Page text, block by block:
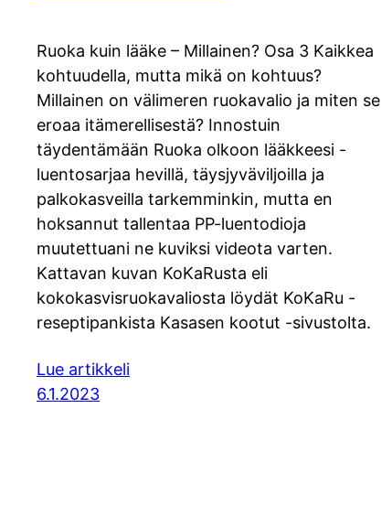
Ruoka kuin lääke – Millainen? Osa 3 Kaikkea
kohtuudella, mutta mikä on kohtuus?
Millainen on välimeren ruokavalio ja miten se
eroaa itämerellisestä? Innostuin
täydentämään Ruoka olkoon lääkkeesi -
luentosarjaa hevillä, täysjyväviljoilla ja
palkokasveilla tarkemminkin, mutta en
hoksannut tallentaa PP-luentodioja
muutettuani ne kuviksi videota varten.
Kattavan kuvan KoKaRusta eli
kokokasvisruokavaliosta löydät KoKaRu -
reseptipankista Kasasen kootut -sivustolta.
Lue artikkeli
6.1.2023